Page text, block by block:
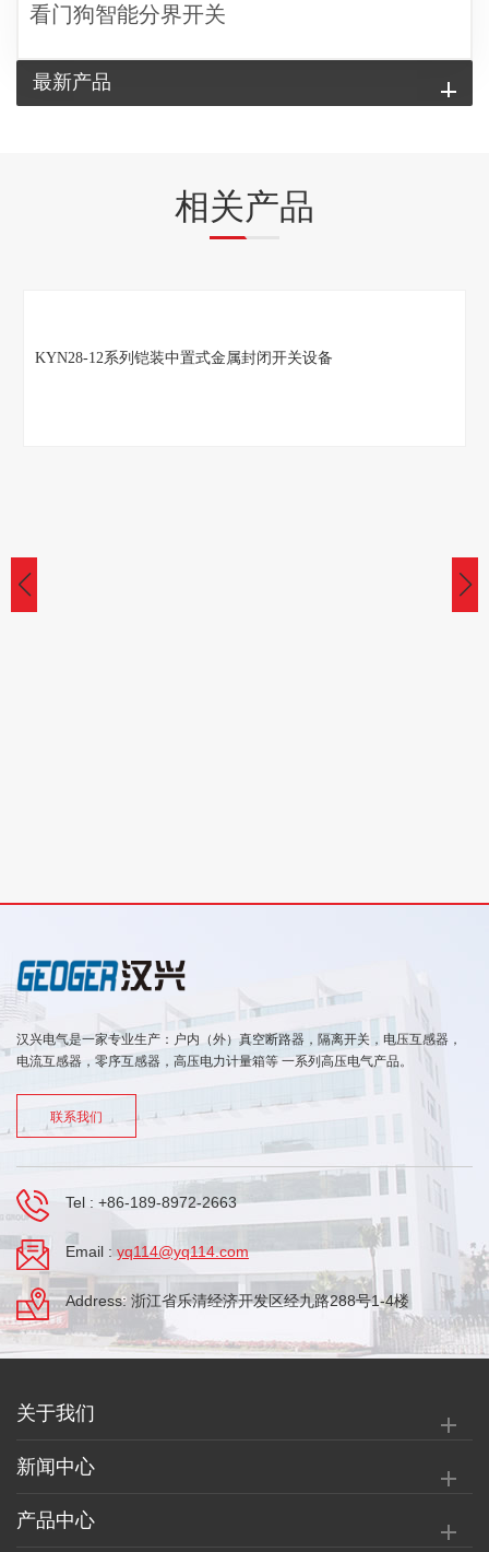
看门狗智能分界开关
最新产品
相关产品
KYN28-12系列铠装中置式金属封闭开关设备
汉兴电气是一家专业生产：户内（外）真空断路器，隔离开关，电压互感器，
电流互感器，零序互感器，高压电力计量箱等 一系列高压电气产品。
联系我们
Tel : +86-189-8972-2663
Email : yq114@yq114.com
Address: 浙江省乐清经济开发区经九路288号1-4楼
关于我们
新闻中心
产品中心